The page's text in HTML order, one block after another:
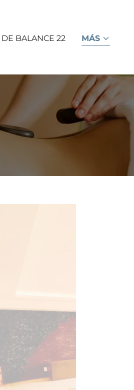
BALANCE 22 MÁS